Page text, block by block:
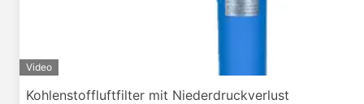
Video
Kohlenstoffluftfilter mit Niederdruckverlust